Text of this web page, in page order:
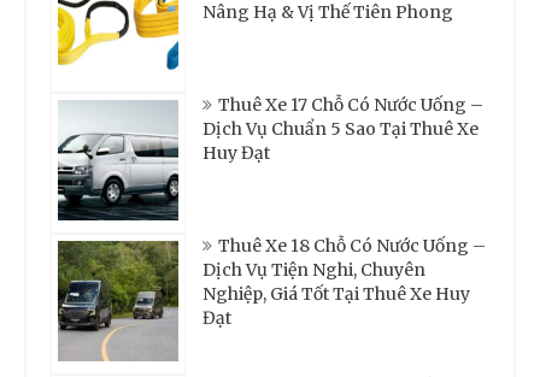
Nâng Hạ & Vị Thế Tiên Phong
Thuê Xe 17 Chỗ Có Nước Uống –
Dịch Vụ Chuẩn 5 Sao Tại Thuê Xe
Huy Đạt
Thuê Xe 18 Chỗ Có Nước Uống –
Dịch Vụ Tiện Nghi, Chuyên
Nghiệp, Giá Tốt Tại Thuê Xe Huy
Đạt